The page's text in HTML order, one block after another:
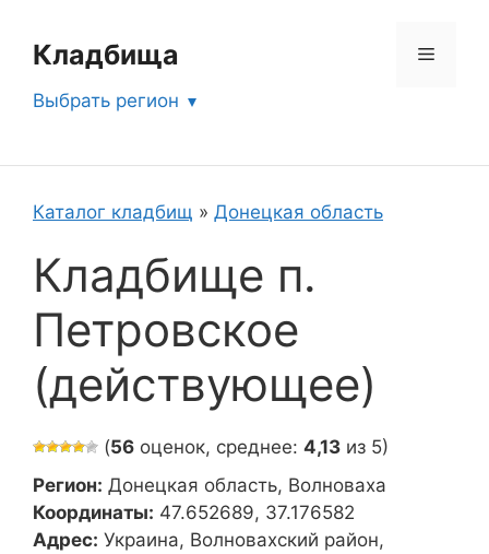
содержимому
Кладбища Меню
Выбрать регион
Каталог кладбищ » Донецкая область
Кладбище п.
Петровское
(действующее)
(56 оценок, среднее: 4,13 из 5)
Регион: Донецкая область, Волноваха
Координаты: 47.652689, 37.176582
Адрес: Украина, Волновахский район,